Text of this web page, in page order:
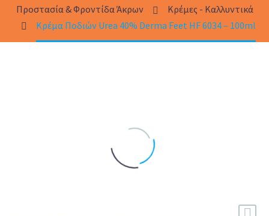
Προστασία & Φροντίδα Άκρων
Κρέμες - Καλλυντικά
Κρέμα Ποδιών Urea 40% Derma Feet HF 6034 – 100ml